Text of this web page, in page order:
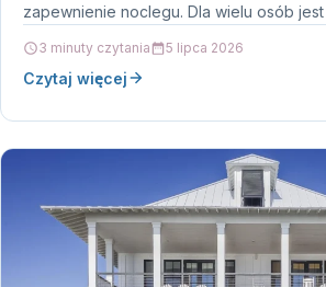
zapewnienie noclegu. Dla wielu osób jest
3 minuty czytania 5 lipca 2026
Czytaj więcej